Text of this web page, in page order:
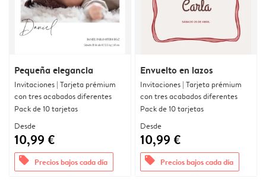
Pequeña elegancia
Invitaciones | Tarjeta prémium
con tres acabados diferentes
Pack de 10 tarjetas
Desde
10,99 €
offers Precios bajos cada día
Envuelto en lazos
Invitaciones | Tarjeta prémium
con tres acabados diferentes
Pack de 10 tarjetas
Desde
10,99 €
offers Precios bajos cada día